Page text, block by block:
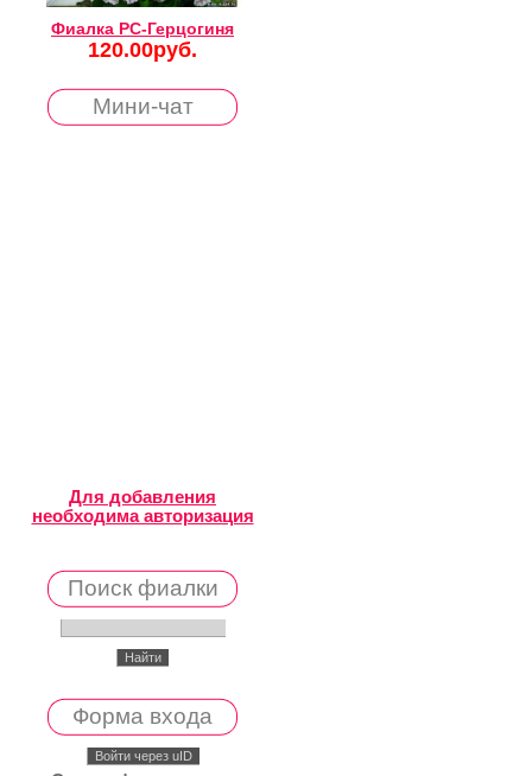
Фиалка РС-Герцогиня
120.00руб.
Мини-чат
Для добавления
необходима авторизация
Поиск фиалки
Форма входа
Войти через uID